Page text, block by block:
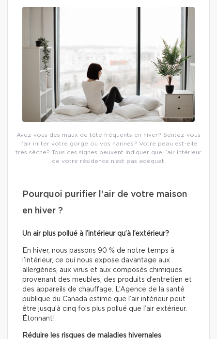
Avez-vous des maux de tête fréquents en hiver? Sentez-vous
l’air irriter votre gorge ou vos narines? Votre peau est-elle
très sèche? Tous ces signes peuvent indiquer que l’air intérieur
de votre résidence n’est pas adéquat.
Pourquoi purifier l'air de votre maison
en hiver ?
Un air plus pollué à l’intérieur qu’à l’extérieur?
En hiver, nous passons 90 % de notre temps à
l’intérieur, ce qui nous expose davantage aux
allergènes, aux virus et aux composés chimiques
provenant des meubles, des produits d’entretien et
des appareils de chauffage. L’Agence de la santé
publique du Canada estime que l’air intérieur peut
être jusqu’à cinq fois plus pollué que l’air extérieur.
Étonnant!
Réduire les risques de maladies hivernales